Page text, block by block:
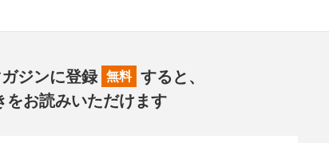
ジンに登録 無料 すると、
をお読みいただけます